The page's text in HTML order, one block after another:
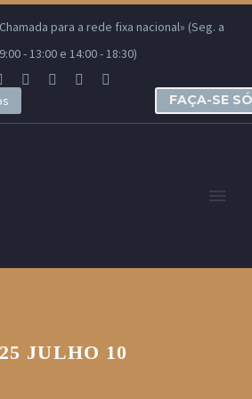
para a rede fixa nacional» (Seg. a
- 13:00 e 14:00 - 18:30)
FAÇA-SE
JULHO 10